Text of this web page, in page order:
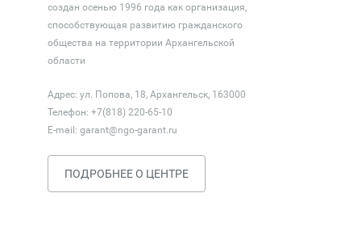
создан осенью 1996 года как организация,
способствующая развитию гражданского
общества на территории Архангельской
области
Адрес: ул. Попова, 18, Архангельск, 163000
Телефон: +7(818) 220-65-10
E-mail: garant@ngo-garant.ru
ПОДРОБНЕЕ О ЦЕНТРЕ